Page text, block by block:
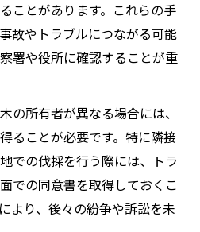
ことがあります。これらの手
故やトラブルにつながる可能
署や役所に確認することが重
の所有者が異なる場合には、
ることが必要です。特に隣接
での伐採を行う際には、トラ
での同意書を取得しておくこ
より、後々の紛争や訴訟を未